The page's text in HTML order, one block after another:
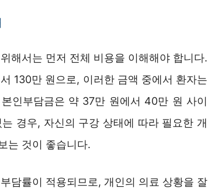
해서는 먼저 전체 비용을 이해해야 합니다.
130만 원으로, 이러한 금액 중에서 환자는
인부담금은 약 37만 원에서 40만 원 사이
경우, 자신의 구강 상태에 따라 필요한 개
는 것이 좋습니다.
담률이 적용되므로, 개인의 의료 상황을 잘